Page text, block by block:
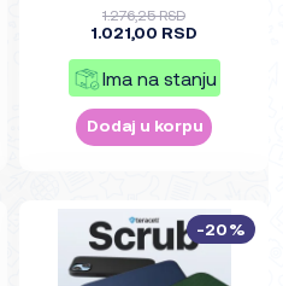
1.276,25 RSD
1.021,00 RSD
Ima na stanju
Dodaj u korpu
-20%